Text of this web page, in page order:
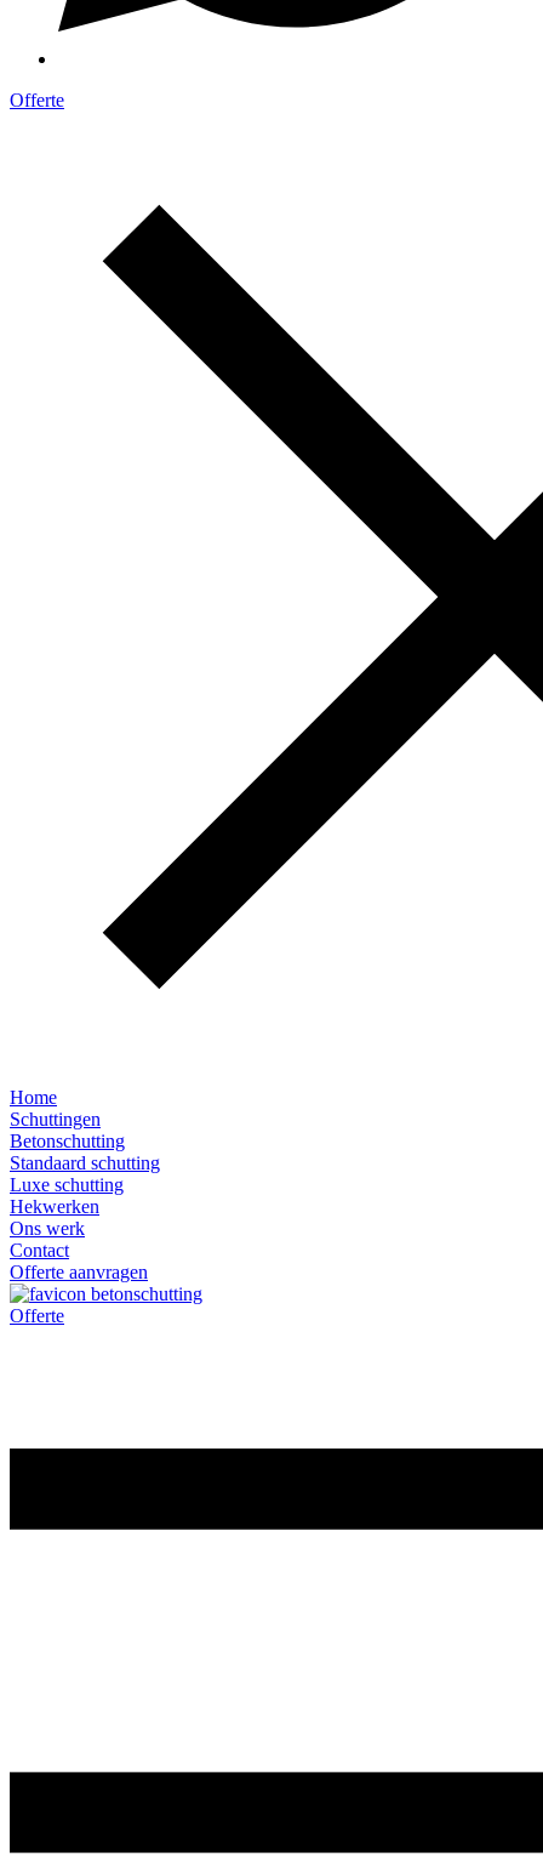
Offerte
Home
Schuttingen
Betonschutting
Standaard schutting
Luxe schutting
Hekwerken
Ons werk
Contact
Offerte aanvragen
Offerte